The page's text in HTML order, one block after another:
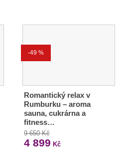
-49 %
Romantický relax v
Rumburku – aroma
sauna, cukrárna a
fitness…
9 650 Kč
4 899 Kč